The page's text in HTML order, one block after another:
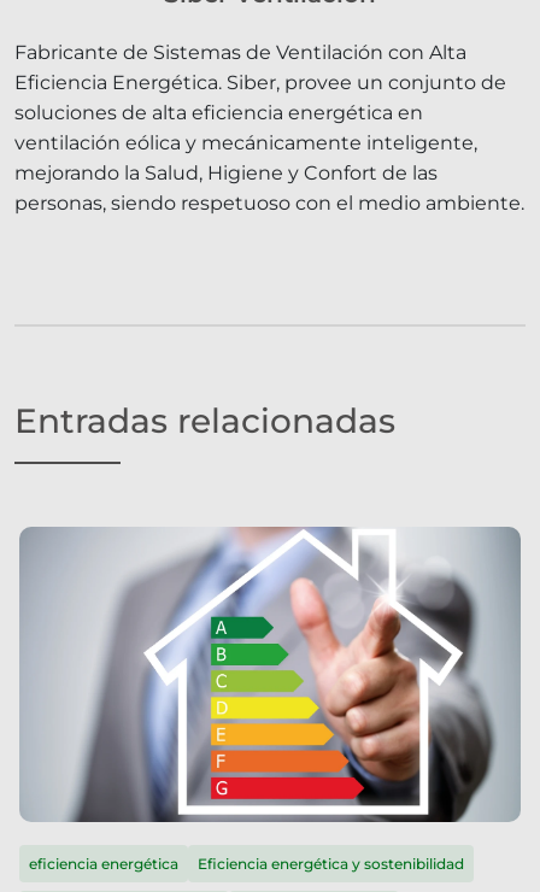
Fabricante de Sistemas de Ventilación con Alta
Eficiencia Energética. Siber, provee un conjunto de
soluciones de alta eficiencia energética en
ventilación eólica y mecánicamente inteligente,
mejorando la Salud, Higiene y Confort de las
personas, siendo respetuoso con el medio ambiente.
Entradas relacionadas
eficiencia energética Eficiencia energética y sostenibilidad